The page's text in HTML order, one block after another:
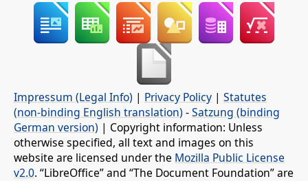
Impressum (Legal Info) | Privacy Policy | Statutes
(non-binding English translation) -Satzung (binding
German version) | Copyright information: Unless
otherwise specified, all text and images on this
website are licensed under the Mozilla Public License
v2.0. “LibreOffice” and “The Document Foundation” are